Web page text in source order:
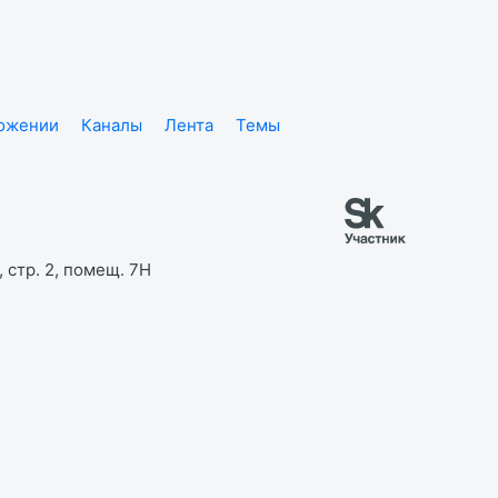
Каналы Лента
Темы
стр. 2, помещ. 7Н